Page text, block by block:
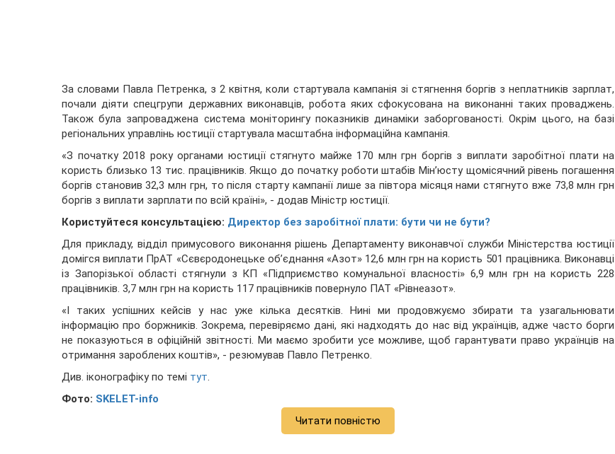
За словами Павла Петренка, з 2 квітня, коли стартувала кампанія зі стягнення боргів з неплатників зарплат,
почали діяти спецгрупи державних виконавців, робота яких сфокусована на виконанні таких проваджень.
Також була запроваджена система моніторингу показників динаміки заборгованості. Окрім цього, на базі
регіональних управлінь юстиції стартувала масштабна інформаційна кампанія.
«З початку 2018 року органами юстиції стягнуто майже 170 млн грн боргів з виплати заробітної плати на
користь близько 13 тис. працівників. Якщо до початку роботи штабів Мін’юсту щомісячний рівень погашення
боргів становив 32,3 млн грн, то після старту кампанії лише за півтора місяця нами стягнуто вже 73,8 млн грн
боргів з виплати зарплати по всій країні», - додав Міністр юстиції.
Користуйтеся консультацією: Директор без заробітної плати: бути чи не бути?
Для прикладу, відділ примусового виконання рішень Департаменту виконавчої служби Міністерства юстиції
домігся виплати ПрАТ «Сєвєродонецьке об’єднання «Азот» 12,6 млн грн на користь 501 працівника. Виконавці
із Запорізької області стягнули з КП «Підприємство комунальної власності» 6,9 млн грн на користь 228
працівників. 3,7 млн грн на користь 117 працівників повернуло ПАТ «Рівнеазот».
«І таких успішних кейсів у нас уже кілька десятків. Нині ми продовжуємо збирати та узагальнювати
інформацію про боржників. Зокрема, перевіряємо дані, які надходять до нас від українців, адже часто борги
не показуються в офіційній звітності. Ми маємо зробити усе можливе, щоб гарантувати право українців на
отримання зароблених коштів», - резюмував Павло Петренко.
Див. іконографіку по темі тут.
Фото: SKELET-info
Читати повністю